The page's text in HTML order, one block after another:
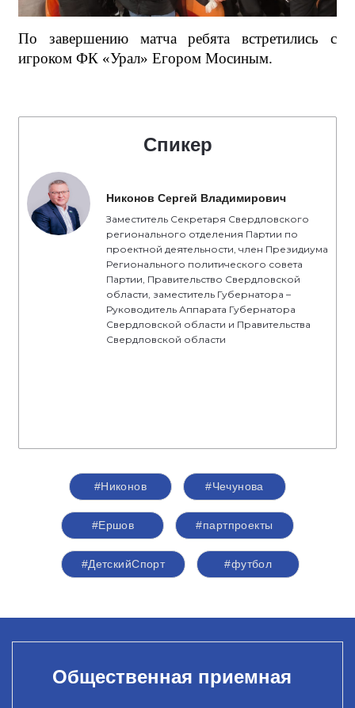
По завершению матча ребята встретились с
игроком ФК «Урал» Егором Мосиным.
Спикер
Никонов Сергей Владимирович
Заместитель Секретаря Свердловского
регионального отделения Партии по
проектной деятельности, член Президиума
Регионального политического совета
Партии, Правительство Свердловской
области, заместитель Губернатора –
Руководитель Аппарата Губернатора
Свердловской области и Правительства
Свердловской области
#Никонов #Чечунова
#Ершов #партпроекты
#ДетскийСпорт #футбол
Общественная приемная